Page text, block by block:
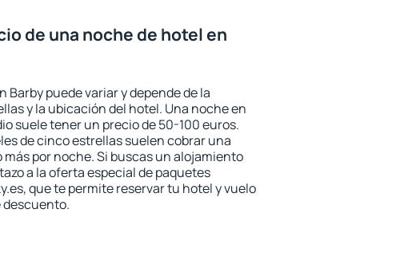
de una noche de hotel en
Barby puede variar y depende de la
y la ubicación del hotel. Una noche en
suele tener un precio de 50-100 euros.
de cinco estrellas suelen cobrar una
más por noche. Si buscas un alojamiento
a la oferta especial de paquetes
que te permite reservar tu hotel y vuelo
descuento.